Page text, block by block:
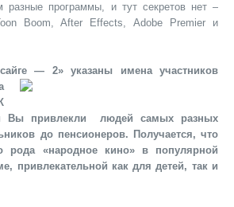
разные программы, и тут секретов нет –
Boom, After Effects, Adobe Premier и
— 2» указаны имена участников
Вы привлекли людей самых разных
до пенсионеров. Получается, что
рода «народное кино» в популярной
привлекательной как для детей, так и